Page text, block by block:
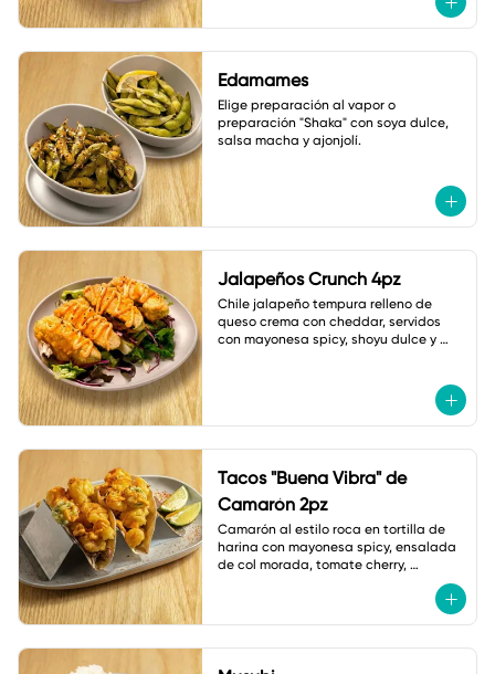
Edamames
Elige preparación al vapor o
preparación "Shaka" con soya dulce,
salsa macha y ajonjolí.
Jalapeños Crunch 4pz
Chile jalapeño tempura relleno de
queso crema con cheddar, servidos
con mayonesa spicy, shoyu dulce y
Tacos "Buena Vibra" de
Camarón 2pz
Camarón al estilo roca en tortilla de
harina con mayonesa spicy, ensalada
de col morada, tomate cherry,
jalapeño tempura, cebollín y shichimi.